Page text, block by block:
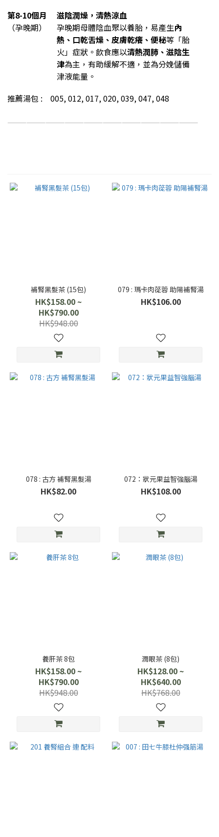
第8-10個月
（孕晚期）
滋陰潤燥，清熱涼血
孕晚期母體陰血聚以養胎，易產生內
熱、口乾舌燥、皮膚乾癢、便秘等「胎
火」症狀。飲食應以清熱潤肺、滋陰生
津為主，有助緩解不適，並為分娩儲備
津液能量。
推薦湯包 : 005, 012, 017, 020, 039, 047, 048
——————————————————————————————
補腎黑髮茶 (15包)
HK$158.00 ~
HK$790.00
HK$948.00
079 : 瑪卡肉蓯蓉 助陽補腎湯
HK$106.00
078 : 古方 補腎黑髮湯
HK$82.00
072：狀元果益智強腦湯
HK$108.00
養肝茶 8包
HK$158.00 ~
HK$790.00
HK$948.00
潤眼茶 (8包)
HK$128.00 ~
HK$640.00
HK$768.00